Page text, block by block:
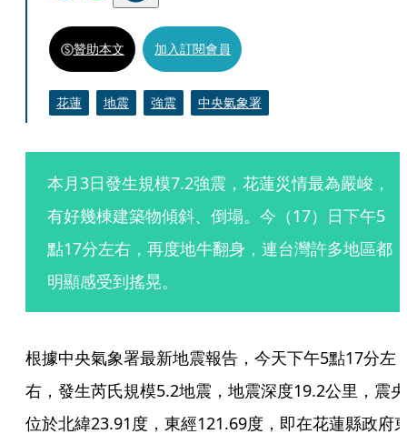
贊助本文 加入訂閱會員
花蓮 地震 強震 中央氣象署
本月3日發生規模7.2強震，花蓮災情最為嚴峻，
有好幾棟建築物傾斜、倒塌。今（17）日下午5
點17分左右，再度地牛翻身，連台灣許多地區都
明顯感受到搖晃。
根據中央氣象署最新地震報告，今天下午5點17分左
右，發生芮氏規模5.2地震，地震深度19.2公里，震央
位於北緯23.91度，東經121.69度，即在花蓮縣政府